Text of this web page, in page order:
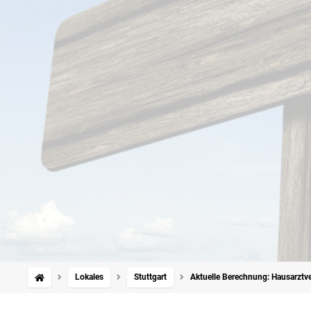
Lokales Stuttgart Aktuelle Berechnung: